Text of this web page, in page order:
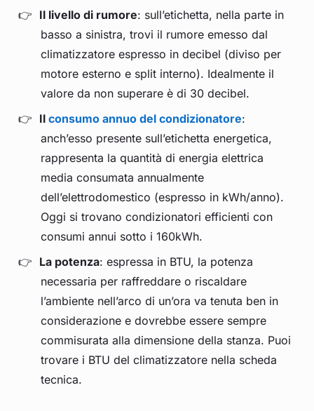
Il livello di rumore: sull’etichetta, nella parte in
basso a sinistra, trovi il rumore emesso dal
climatizzatore espresso in decibel (diviso per
motore esterno e split interno). Idealmente il
valore da non superare è di 30 decibel.
Il consumo annuo del condizionatore:
anch’esso presente sull’etichetta energetica,
rappresenta la quantità di energia elettrica
media consumata annualmente
dell’elettrodomestico (espresso in kWh/anno).
Oggi si trovano condizionatori efficienti con
consumi annui sotto i 160kWh.
La potenza: espressa in BTU, la potenza
necessaria per raffreddare o riscaldare
l’ambiente nell’arco di un’ora va tenuta ben in
considerazione e dovrebbe essere sempre
commisurata alla dimensione della stanza. Puoi
trovare i BTU del climatizzatore nella scheda
tecnica.